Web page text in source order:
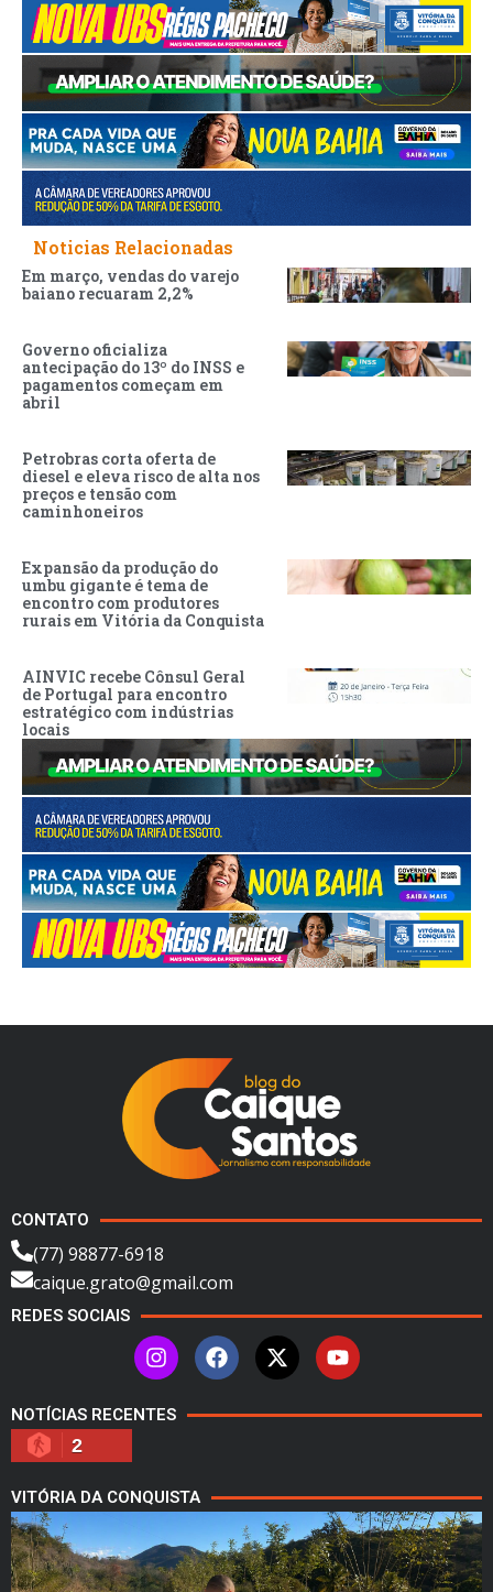
Noticias Relacionadas
Em março, vendas do varejo
baiano recuaram 2,2%
Governo oficializa
antecipação do 13º do INSS e
pagamentos começam em
abril
Petrobras corta oferta de
diesel e eleva risco de alta nos
preços e tensão com
caminhoneiros
Expansão da produção do
umbu gigante é tema de
encontro com produtores
rurais em Vitória da Conquista
AINVIC recebe Cônsul Geral
de Portugal para encontro
estratégico com indústrias
locais
CONTATO
(77) 98877-6918
caique.grato@gmail.com
REDES SOCIAIS
NOTÍCIAS RECENTES
2
VITÓRIA DA CONQUISTA